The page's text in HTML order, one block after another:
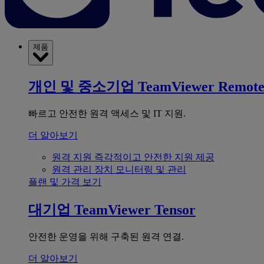
제품
개인 및 중소기업 TeamViewer Remote
빠르고 안전한 원격 액세스 및 IT 지원.
더 알아보기
원격 지원 즉각적이고 안전한 지원 제공
원격 관리 장치 모니터링 및 관리
플랜 및 가격 보기
대기업 TeamViewer Tensor
안전한 운영을 위해 구축된 원격 연결.
더 알아보기